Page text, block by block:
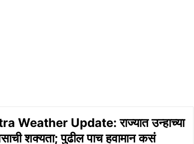
Weather Update: राज्यात उन्हाच्या
शक्यता; पुढील पाच हवामान कसं